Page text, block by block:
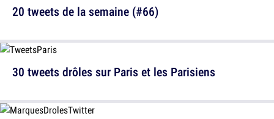
30 tweets drôles sur Paris et les Parisiens
20 tweets de la semaine (#66)